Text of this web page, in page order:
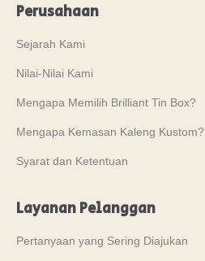
Perusahaan
Sejarah Kami
Nilai-Nilai Kami
Mengapa Memilih Brilliant Tin Box?
Mengapa Kemasan Kaleng Kustom?
Syarat dan Ketentuan
Layanan Pelanggan
Pertanyaan yang Sering Diajukan